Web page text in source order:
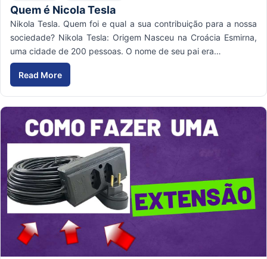
Quem é Nicola Tesla
Nikola Tesla. Quem foi e qual a sua contribuição para a nossa
sociedade? Nikola Tesla: Origem Nasceu na Croácia Esmirna,
uma cidade de 200 pessoas. O nome de seu pai era…
Read More